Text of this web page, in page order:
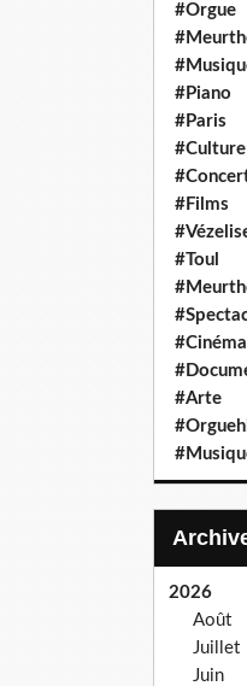
#Orgue
#Piano
#Paris
#Culture
#Films
#Toul
#Arte
2026
Août
Juillet
Juin